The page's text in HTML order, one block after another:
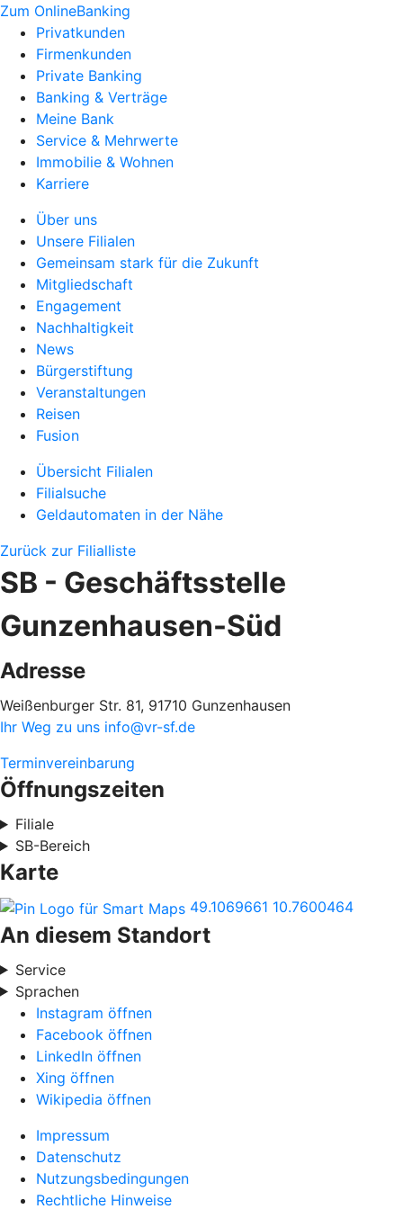
Zum OnlineBanking
Privatkunden
Firmenkunden
Private Banking
Banking & Verträge
Meine Bank
Service & Mehrwerte
Immobilie & Wohnen
Karriere
Über uns
Unsere Filialen
Gemeinsam stark für die Zukunft
Mitgliedschaft
Engagement
Nachhaltigkeit
News
Bürgerstiftung
Veranstaltungen
Reisen
Fusion
Übersicht Filialen
Filialsuche
Geldautomaten in der Nähe
Zurück zur Filialliste
SB - Geschäftsstelle
Gunzenhausen-Süd
Adresse
Weißenburger Str. 81, 91710 Gunzenhausen
Ihr Weg zu uns info@vr-sf.de
Terminvereinbarung
Öffnungszeiten
Filiale
SB-Bereich
Karte
49.1069661 10.7600464
An diesem Standort
Service
Sprachen
Instagram öffnen
Facebook öffnen
LinkedIn öffnen
Xing öffnen
Wikipedia öffnen
Impressum
Datenschutz
Nutzungsbedingungen
Rechtliche Hinweise